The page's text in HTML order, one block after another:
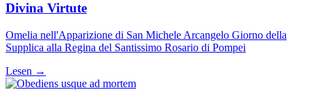
Divina Virtute
Omelia nell'Apparizione di San Michele Arcangelo Giorno della
Supplica alla Regina del Santissimo Rosario di Pompei
Lesen →